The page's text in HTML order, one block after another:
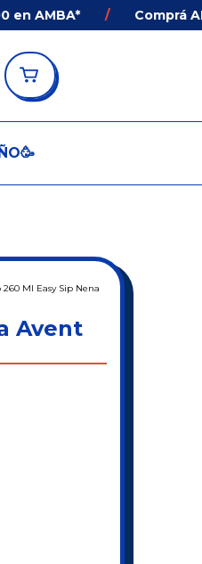
/ Comprá
260 Ml Easy Sip Nena
Avent